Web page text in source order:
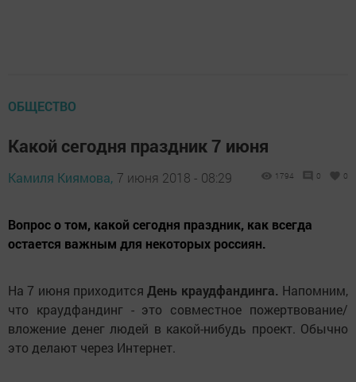
ОБЩЕСТВО
Какой сегодня праздник 7 июня
Камиля Киямова, 7 июня 2018 - 08:29 1794 0 0
Вопрос о том, какой сегодня праздник, как всегда
остается важным для некоторых россиян.
На 7 июня приходится День краудфандинга. Напомним,
что краудфандинг - это совместное пожертвование/
вложение денег людей в какой-нибудь проект. Обычно
это делают через Интернет.